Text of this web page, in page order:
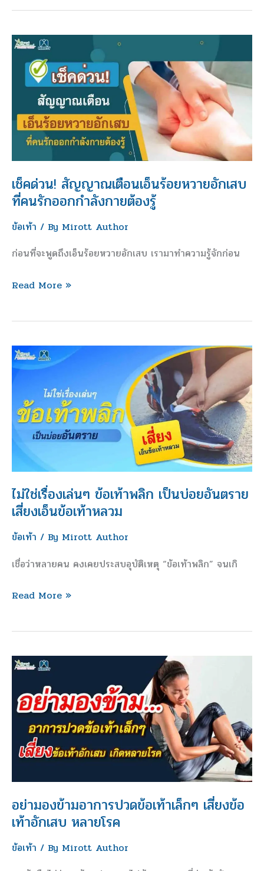
เช็คด่วน! สัญญาณเตือนเอ็นร้อยหวายอักเสบ
ที่คนรักออกกำลังกายต้องรู้
ข้อเท้า / By Mirott Author
ก่อนที่จะพูดถึงเอ็นร้อยหวายอักเสบ เรามาทำความรู้จักก่อน
เช็ค
ด่วน!
สัญญาณ
เอ็น
ร้อย
หวาย
อักเสบ
ที่
คน
ออก
กำลัง
ต้อง
Read More »
ไม่ใช่เรื่องเล่นๆ ข้อเท้าพลิก เป็นบ่อยอันตราย
เสี่ยงเอ็นข้อเท้าหลวม
ข้อเท้า / By Mirott Author
เชื่อว่าหลายคน คงเคยประสบอุบัติเหตุ “ข้อเท้าพลิก” จนเกิ
ไม่ใช่
เรื่อง
เล่นๆ
ข้อ
เท้า
เป็น
บ่อย
อันตราย
เสี่ยง
ข้อ
เท้า
Read More »
อย่ามองข้ามอาการปวดข้อเท้าเล็กๆ เสี่ยงข้อ
เท้าอักเสบ หลายโรค
ข้อเท้า / By Mirott Author
อย่า
ข้าม
อาการ
ปวด
ข้อ
เล็กๆ
เสี่ยง
ข้อ
อักเสบ